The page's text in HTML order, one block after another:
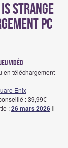
Strange
PC
vidéo
en téléchargement
Enix
: 39,99€
:26 mars 2026 Il